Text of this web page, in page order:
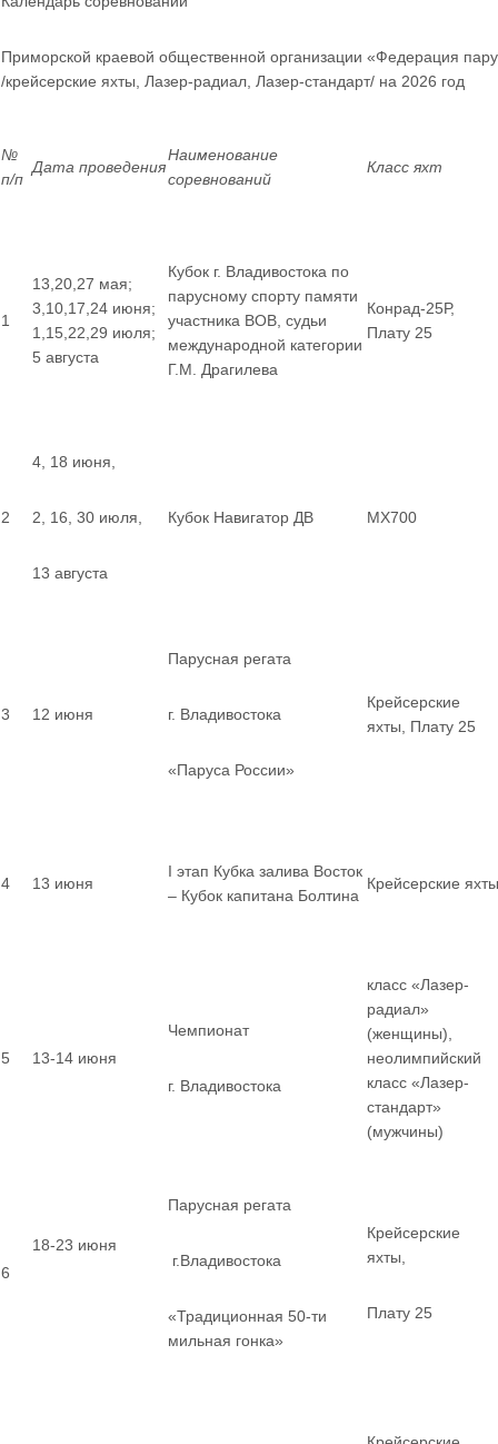
Приморской краевой общественной организации «Федерация
/крейсерские яхты, Лазер-радиал, Лазер-стандарт/ на 2026 год
№
п/п
Дата проведения
Наименование
соревнований
Класс яхт
1
13,20,27 мая;
3,10,17,24 июня;
1,15,22,29 июля;
5 августа
Кубок г. Владивостока по
парусному спорту памяти
участника ВОВ, судьи
международной категории
Г.М. Драгилева
Конрад-25Р,
Плату 25
2
4, 18 июня,
2, 16, 30 июля,
13 августа
Кубок Навигатор ДВ MX700
3 12 июня
Парусная регата
г. Владивостока
«Паруса России»
Крейсерские
яхты, Плату 25
4 13 июня
I этап Кубка залива Восток
– Кубок капитана Болтина
Крейсерские яхты
5 13-14 июня
Чемпионат
г. Владивостока
класс «Лазер-
радиал»
(женщины),
неолимпийский
класс «Лазер-
стандарт»
(мужчины)
6
18-23 июня
Парусная регата
г.Владивостока
«Традиционная 50-ти
мильная гонка»
Крейсерские
яхты,
Плату 25